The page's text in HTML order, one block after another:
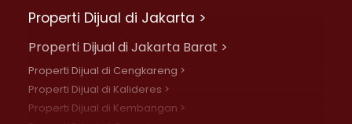
Properti Dijual di Jakarta >
Properti Dijual di Jakarta Barat >
Properti Dijual di Cengkareng >
Properti Dijual di Kalideres >
Properti Dijual di Kembangan >